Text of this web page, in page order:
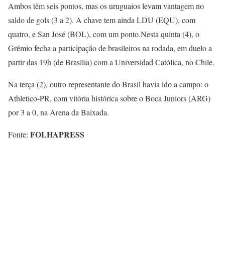
Ambos têm seis pontos, mas os uruguaios levam vantagem no
saldo de gols (3 a 2). A chave tem ainda LDU (EQU), com
quatro, e San José (BOL), com um ponto.Nesta quinta (4), o
Grêmio fecha a participação de brasileiros na rodada, em duelo a
partir das 19h (de Brasília) com a Universidad Católica, no Chile.
Na terça (2), outro representante do Brasil havia ido a campo: o
Athletico-PR, com vitória histórica sobre o Boca Juniors (ARG)
por 3 a 0, na Arena da Baixada.
Fonte: FOLHAPRESS